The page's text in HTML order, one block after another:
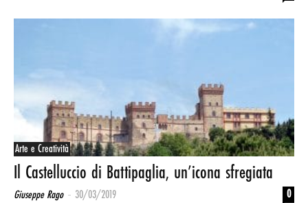
Arte e Creatività
Il Castelluccio di Battipaglia, un’icona sfregiata
Giuseppe Rago - 30/03/2019 0